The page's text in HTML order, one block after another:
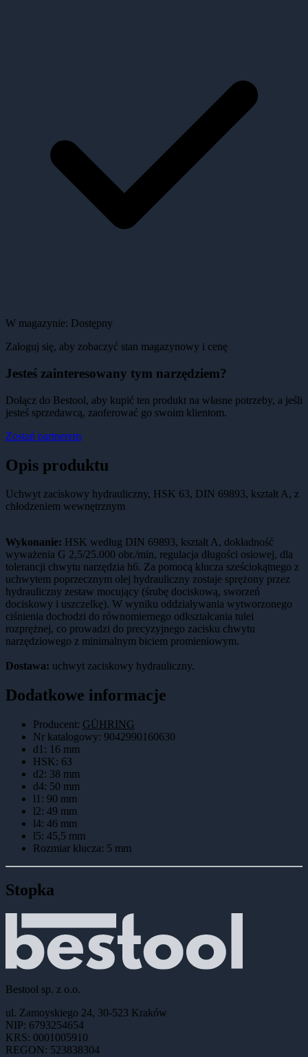
W magazynie: Dostępny
Zaloguj się, aby zobaczyć stan magazynowy i cenę
Jesteś zainteresowany tym narzędziem?
Dołącz do Bestool, aby kupić ten produkt na własne potrzeby, a jeśli
jesteś sprzedawcą, zaoferować go swoim klientom.
Zostań partnerem
Opis produktu
Uchwyt zaciskowy hydrauliczny, HSK 63, DIN 69893, kształt A, z
chłodzeniem wewnętrznym
Wykonanie: HSK według DIN 69893, kształt A, dokładność
wyważenia G 2,5/25.000 obr./min, regulacja długości osiowej, dla
tolerancji chwytu narzędzia h6. Za pomocą klucza sześciokątnego z
uchwytem poprzecznym olej hydrauliczny zostaje sprężony przez
hydrauliczny zestaw mocujący (śrubę dociskową, sworzeń
dociskowy i uszczelkę). W wyniku oddziaływania wytworzonego
ciśnienia dochodzi do równomiernego odkształcania tulei
rozprężnej, co prowadzi do precyzyjnego zacisku chwytu
narzędziowego z minimalnym biciem promieniowym.
Dostawa: uchwyt zaciskowy hydrauliczny.
Dodatkowe informacje
Producent: GÜHRING
Nr katalogowy: 9042990160630
d1 : 16 mm
HSK: 63
d2: 38 mm
d4: 50 mm
l1 : 90 mm
l2: 49 mm
l4: 46 mm
l5: 45,5 mm
Rozmiar klucza: 5 mm
Stopka
Bestool sp. z o.o.
ul. Zamoyskiego 24, 30-523 Kraków
NIP: 6793254654
KRS: 0001005910
REGON: 523838304